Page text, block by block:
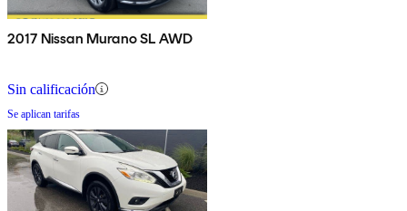
2017 Nissan Murano SL AWD
Sin calificación
Se aplican tarifas